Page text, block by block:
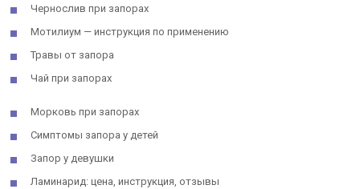
Чернослив при запорах
Мотилиум — инструкция по применению
Травы от запора
Чай при запорах
Морковь при запорах
Симптомы запора у детей
Запор у девушки
Ламинарид: цена, инструкция, отзывы